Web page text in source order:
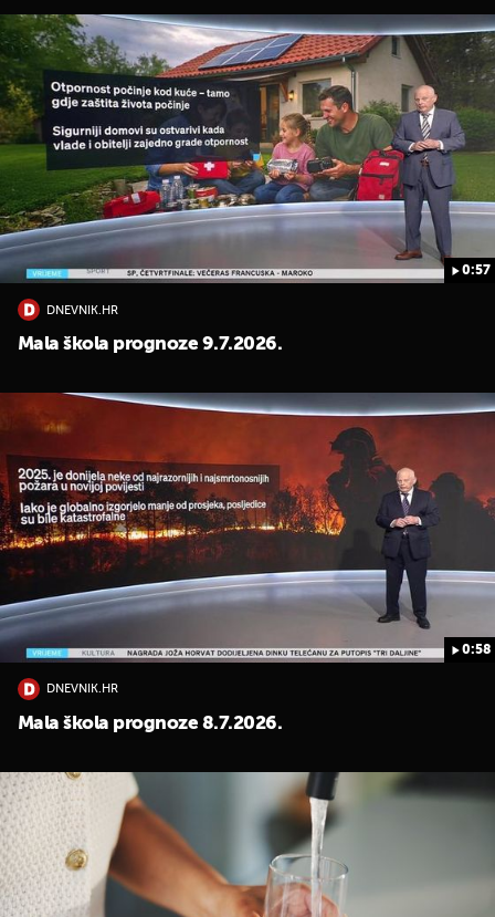
0:57
DNEVNIK.HR
Mala škola prognoze 9.7.2026.
0:58
DNEVNIK.HR
Mala škola prognoze 8.7.2026.